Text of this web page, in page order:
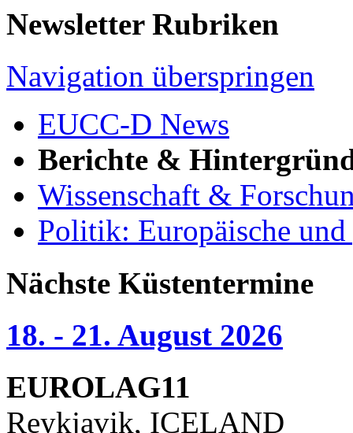
Newsletter Rubriken
Navigation überspringen
EUCC-D News
Berichte &
Wissenschaft &
Politik: Europäische
Nächste Küstentermine
18. - 21. August 2026
EUROLAG11
Reykjavik, ICELAND